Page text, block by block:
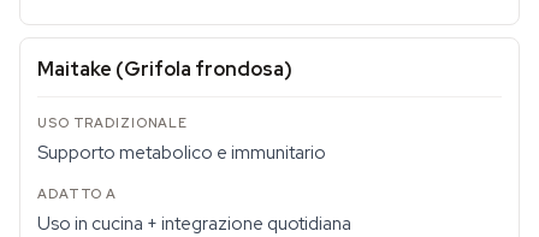
Maitake (Grifola frondosa)
Supporto metabolico e immunitario
Uso in cucina + integrazione quotidiana